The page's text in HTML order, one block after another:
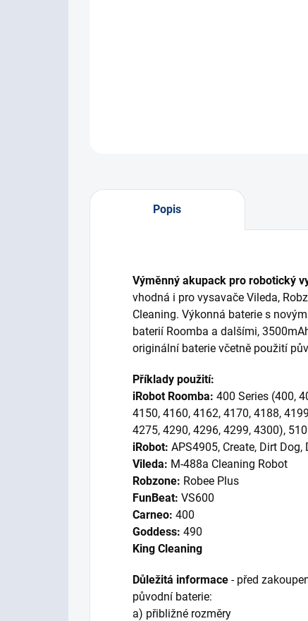
Popis
Výměnný akupack pro robotický
vhodná i pro vysavače Vileda,
Cleaning. Výkonná baterie s
baterií Roomba a dalšími,
originální baterie včetně použití
Příklady použití:
iRobot Roomba: 400 Series (400,
4150, 4160, 4162, 4170, 4188,
4275, 4290, 4296, 4299, 4300),
iRobot: APS4905, Create, Dirt Dog,
Vileda: M-488a Cleaning Robot
Robzone: Robee Plus
FunBeat: VS600
Carneo: 400
Goddess: 490
King Cleaning
Důležitá informace - před
původní baterie:
a) přibližné rozměry